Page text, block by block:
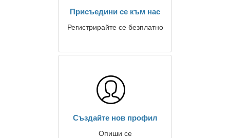
Присъедини се към нас
Регистрирайте се безплатно
Създайте нов профил
Опиши се